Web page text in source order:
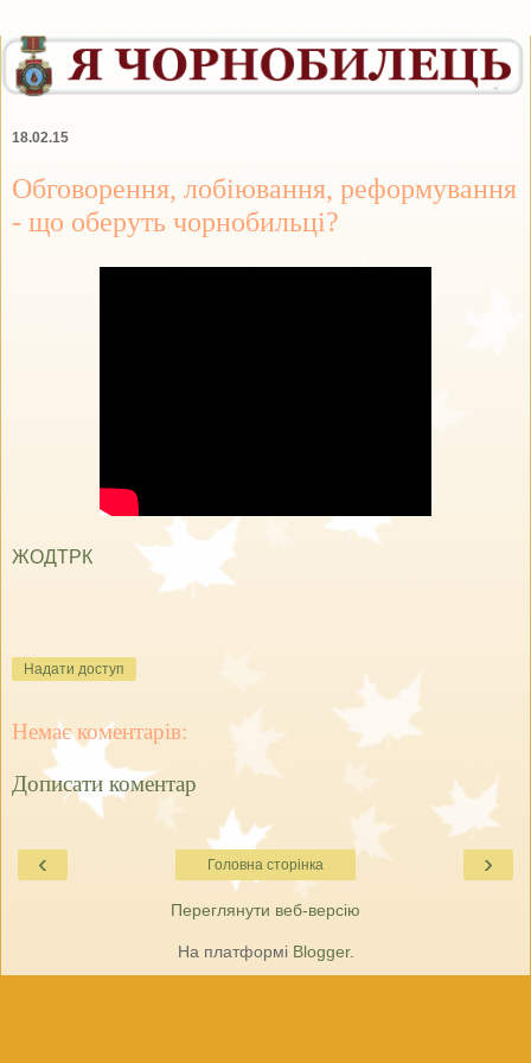
18.02.15
Обговорення, лобіювання, реформування
- що оберуть чорнобильці?
ЖОДТРК
Надати доступ
Немає коментарів:
Дописати коментар
‹ ›
Головна сторінка
Переглянути веб-версію
На платформі Blogger.